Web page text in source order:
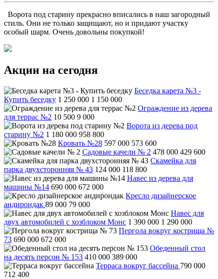
Ворота под старину прекрасно вписались в наш загородный
стиль. Они не только защищают, но и придают участку
особый шарм. Очень довольны покупкой!
Акции на сегодня
Беседка карета №3 -
Купить беседку 1 250 000 1 150 000
Ограждение из дерева
для террас №2 10 500 9 000
Ворота из дерева под
старину №2 1 180 000 958 800
Кровать №28 597 000 573 600
Садовые качели № 2 478 000 429 600
Скамейка для
парка двухсторонняя № 43 124 000 118 800
Навес из дерева для
машины №14 690 000 672 000
Кресло дизайнерское
андирондак 89 000 79 000
Навес для
двух автомобилей с хозблоком Монс 1 390 000 1 290 000
Пергола вокруг кострища №
73 690 000 672 000
Обеденный стол
на десять персон № 153 410 000 389 000
Терраса вокруг бассейна 790 000
712 400